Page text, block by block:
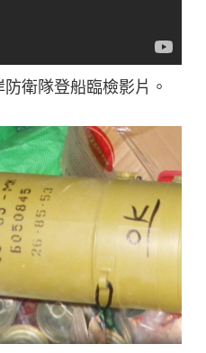
衛隊登船臨檢影片。